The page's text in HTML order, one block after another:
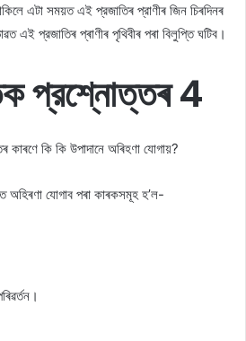
এটা সময়ত এই প্রজাতিৰ প্রাণীৰ জিন চিৰদিনৰ
এই প্রজাতিৰ প্ৰাণীৰ পৃথিবীৰ পৰা বিলুপ্তি ঘটিব।
প্রশ্নোত্তৰ 4
কাৰণে কি কি উপাদানে অৰিহণা যোগায়?
অহিৰণা যোগাব পৰা কাৰকসমূহ হ’ল-